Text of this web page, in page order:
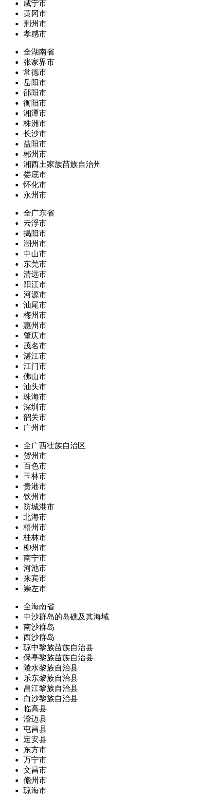
咸宁市
黄冈市
荆州市
孝感市
全湖南省
张家界市
常德市
岳阳市
邵阳市
衡阳市
湘潭市
株洲市
长沙市
益阳市
郴州市
湘西土家族苗族自治州
娄底市
怀化市
永州市
全广东省
云浮市
揭阳市
潮州市
中山市
东莞市
清远市
阳江市
河源市
汕尾市
梅州市
惠州市
肇庆市
茂名市
湛江市
江门市
佛山市
汕头市
珠海市
深圳市
韶关市
广州市
全广西壮族自治区
贺州市
百色市
玉林市
贵港市
钦州市
防城港市
北海市
梧州市
桂林市
柳州市
南宁市
河池市
来宾市
崇左市
全海南省
中沙群岛的岛礁及其海域
南沙群岛
西沙群岛
琼中黎族苗族自治县
保亭黎族苗族自治县
陵水黎族自治县
乐东黎族自治县
昌江黎族自治县
白沙黎族自治县
临高县
澄迈县
屯昌县
定安县
东方市
万宁市
文昌市
儋州市
琼海市